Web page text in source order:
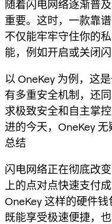
随着闪电网络逐渐普
重要。这时，一款靠
不仅能牢牢守住你的
能，例如开启或关闭闪
以 OneKey 为例，这
有多重安全机制，还
求极致安全和自主掌
进的今天，OneKey 无
总结
闪电网络正在彻底改
上的点对点快速支付
OneKey 这样的硬件
既能享受极速便捷，